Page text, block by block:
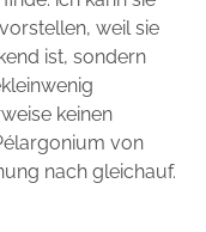
weil sie
ist, sondern
keinen
von
nach gleichauf.